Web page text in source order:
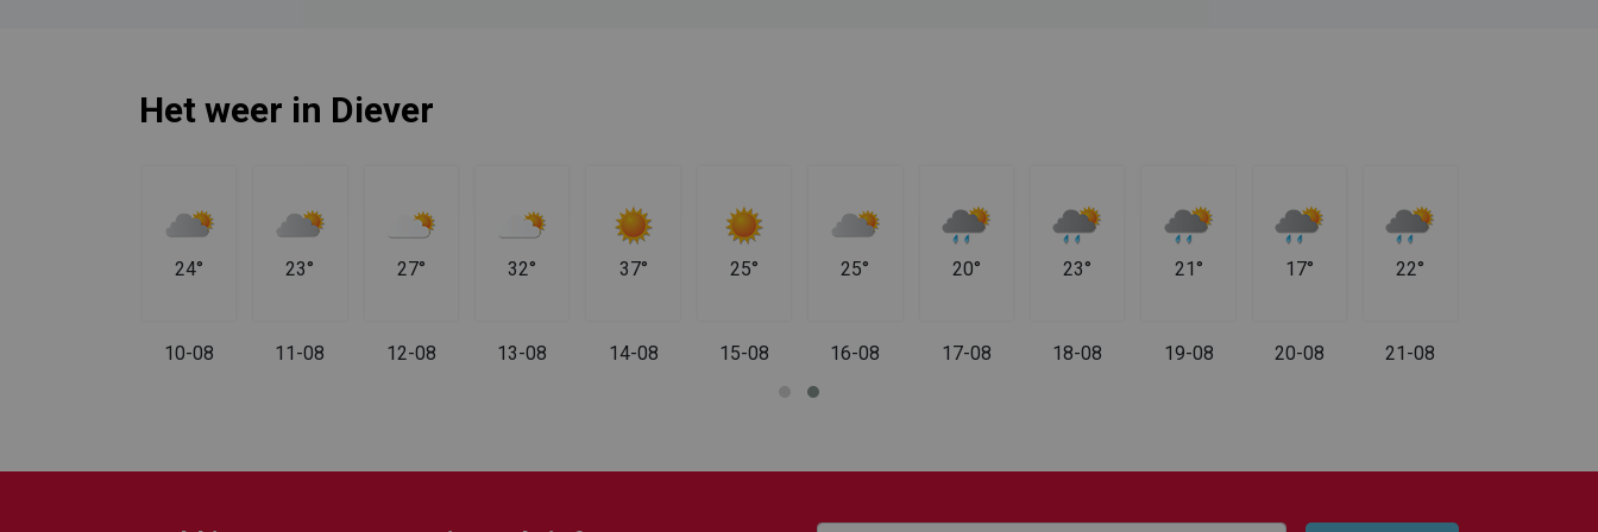
Het weer in Diever
24°
10-08
23°
11-08
27°
12-08
32°
13-08
37°
14-08
25°
15-08
25°
16-08
20°
17-08
23°
18-08
21°
19-08
17°
20-08
22°
21-08